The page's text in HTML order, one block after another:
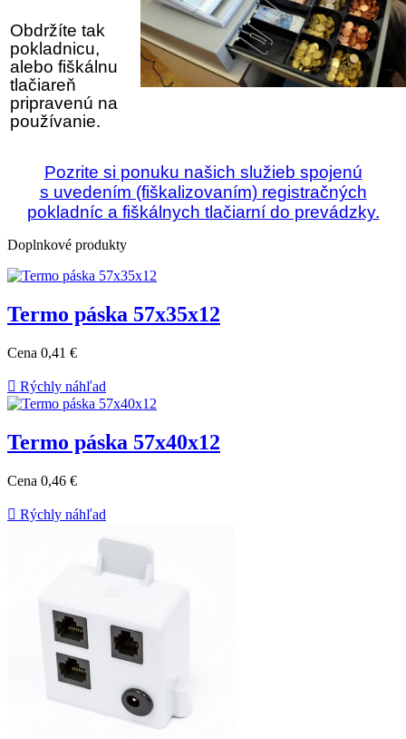
Obdržíte tak
pokladnicu,
alebo fiškálnu
tlačiareň
pripravenú na
používanie.
Pozrite si ponuku našich služieb spojenú
s uvedením (fiškalizovaním) registračných
pokladníc a fiškálnych tlačiarní do prevádzky.
Doplnkové produkty
Termo páska 57x35x12
Cena 0,41 €
 Rýchly náhľad
Termo páska 57x40x12
Cena 0,46 €
 Rýchly náhľad